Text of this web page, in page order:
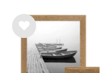
Wu
nsc
hlist